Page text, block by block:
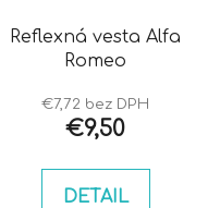
Reflexná vesta Alfa
Romeo
€7,72 bez DPH
€9,50
DETAIL